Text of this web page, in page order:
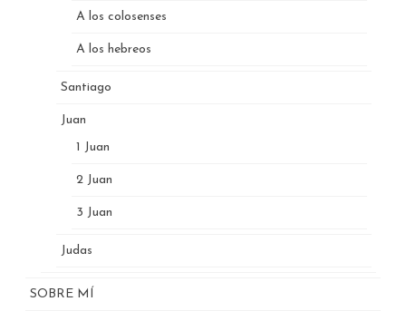
A los colosenses
A los hebreos
Santiago
Juan
1 Juan
2 Juan
3 Juan
Judas
SOBRE MÍ